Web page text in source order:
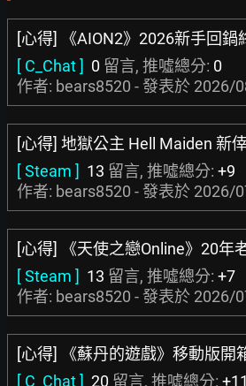
[心得] 《AION2》2026新手回鍋
[ C_Chat ] 0 留言, 推噓總分: 0
作者: bears8520 - 發表於 2026/
[心得] 地獄公主 Hell Maiden 新
[ Steam ] 13 留言, 推噓總分: +9
作者: bears8520 - 發表於 2026/
[心得] 《天使之戀Online》20年
[ Steam ] 13 留言, 推噓總分: +7
作者: bears8520 - 發表於 2026/
[心得] 《蘇丹的遊戲》移動版開
[ C_Chat ] 20 留言, 推噓總分: +11